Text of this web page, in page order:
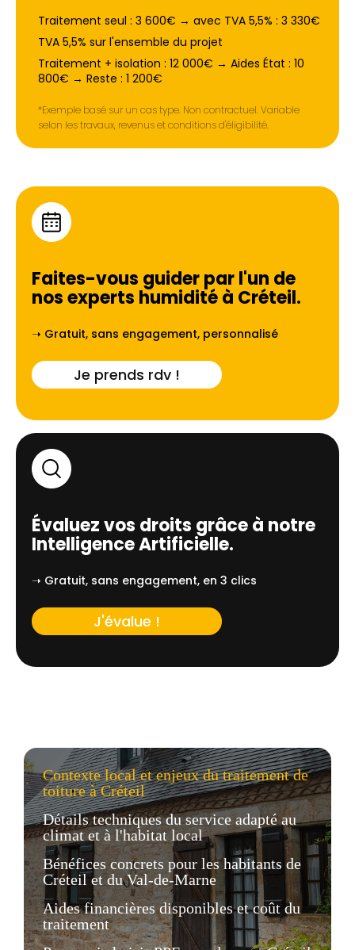
Traitement seul : 3 600€ → avec TVA 5,5% : 3 330€
TVA 5,5% sur l'ensemble du projet
Traitement + isolation : 12 000€ → Aides État : 10
800€ → Reste : 1 200€
*Exemple basé sur un cas type. Non contractuel. Variable
selon les travaux, revenus et conditions d'éligibilité.
Faites-vous guider par l'un de
nos experts humidité à Créteil.
➝ Gratuit, sans engagement, personnalisé
Je prends rdv !
Évaluez vos droits grâce à notre
Intelligence Artificielle.
➝ Gratuit, sans engagement, en 3 clics
J'évalue !
Contexte local et enjeux du traitement de
toiture à Créteil
Détails techniques du service adapté au
climat et à l'habitat local
Bénéfices concrets pour les habitants de
Créteil et du Val-de-Marne
Aides financières disponibles et coût du
traitement